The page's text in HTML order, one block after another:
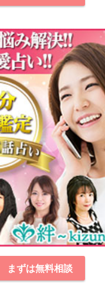
まずは無料相談